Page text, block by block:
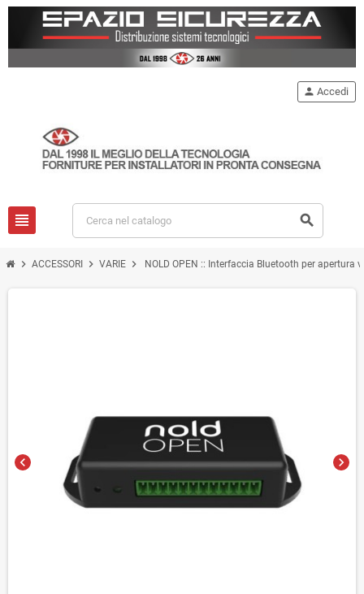
view_headline search
person Accedi
chevron_right ACCESSORI chevron_right VARIE chevron_right NOLD OPEN :: Interfaccia Bluetooth per apertura
chevron_left chevron_right